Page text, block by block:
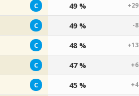
C 49 %
C 49 % -
C 48 %
C 47 %
C 45 %